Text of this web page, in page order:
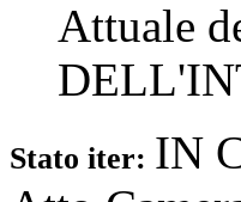
Attuale
Stato iter: IN